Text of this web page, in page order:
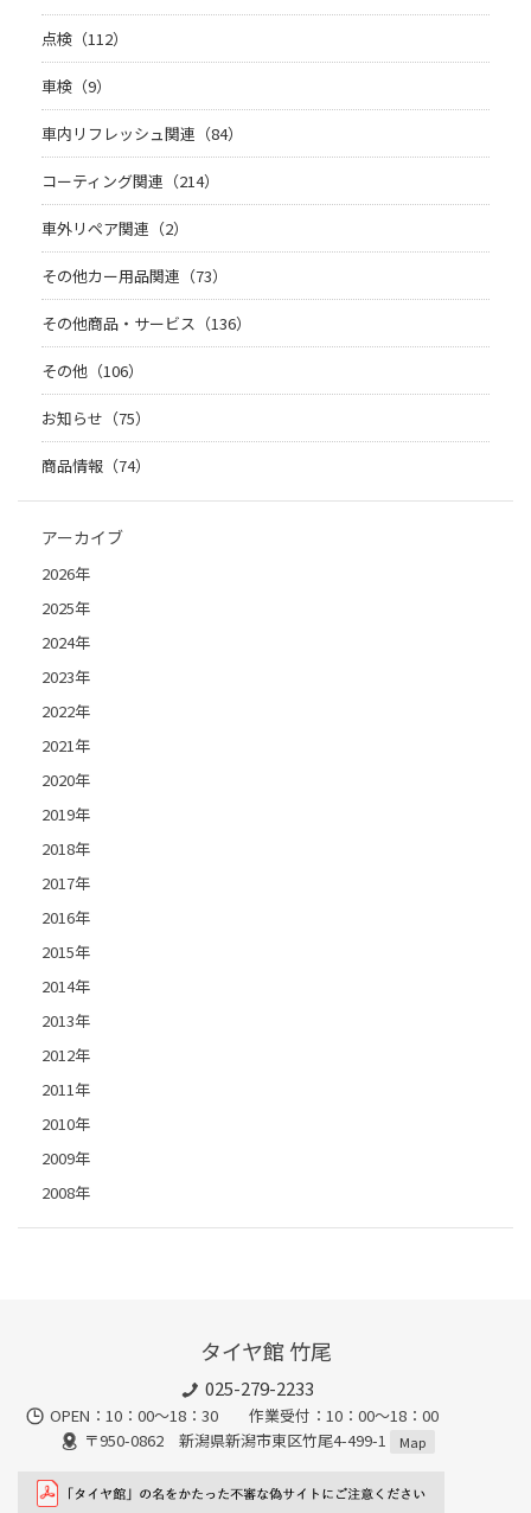
点検（112）
車検（9）
車内リフレッシュ関連（84）
コーティング関連（214）
車外リペア関連（2）
その他カー用品関連（73）
その他商品・サービス（136）
その他（106）
お知らせ（75）
商品情報（74）
アーカイブ
2026年
2025年
2024年
2023年
2022年
2021年
2020年
2019年
2018年
2017年
2016年
2015年
2014年
2013年
2012年
2011年
2010年
2009年
2008年
タイヤ館 竹尾
025-279-2233
OPEN：10：00～18：30 作業受付：10：00～18：00
〒950-0862 新潟県新潟市東区竹尾4-499-1
Map